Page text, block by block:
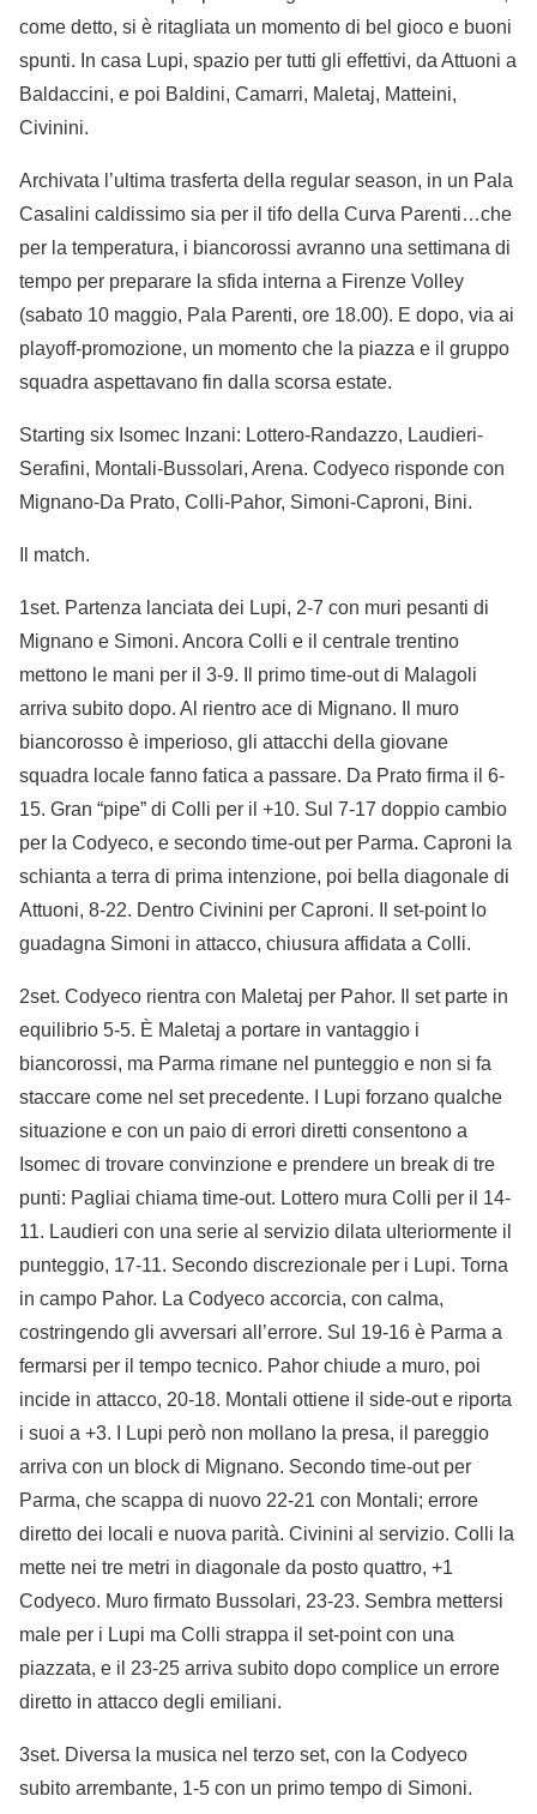
come detto, si è ritagliata un momento di bel gioco e buoni
spunti. In casa Lupi, spazio per tutti gli effettivi, da Attuoni a
Baldaccini, e poi Baldini, Camarri, Maletaj, Matteini,
Civinini.
Archivata l’ultima trasferta della regular season, in un Pala
Casalini caldissimo sia per il tifo della Curva Parenti…che
per la temperatura, i biancorossi avranno una settimana di
tempo per preparare la sfida interna a Firenze Volley
(sabato 10 maggio, Pala Parenti, ore 18.00). E dopo, via ai
playoff-promozione, un momento che la piazza e il gruppo
squadra aspettavano fin dalla scorsa estate.
Starting six Isomec Inzani: Lottero-Randazzo, Laudieri-
Serafini, Montali-Bussolari, Arena. Codyeco risponde con
Mignano-Da Prato, Colli-Pahor, Simoni-Caproni, Bini.
Il match.
1set. Partenza lanciata dei Lupi, 2-7 con muri pesanti di
Mignano e Simoni. Ancora Colli e il centrale trentino
mettono le mani per il 3-9. Il primo time-out di Malagoli
arriva subito dopo. Al rientro ace di Mignano. Il muro
biancorosso è imperioso, gli attacchi della giovane
squadra locale fanno fatica a passare. Da Prato firma il 6-
15. Gran “pipe” di Colli per il +10. Sul 7-17 doppio cambio
per la Codyeco, e secondo time-out per Parma. Caproni la
schianta a terra di prima intenzione, poi bella diagonale di
Attuoni, 8-22. Dentro Civinini per Caproni. Il set-point lo
guadagna Simoni in attacco, chiusura affidata a Colli.
2set. Codyeco rientra con Maletaj per Pahor. Il set parte in
equilibrio 5-5. È Maletaj a portare in vantaggio i
biancorossi, ma Parma rimane nel punteggio e non si fa
staccare come nel set precedente. I Lupi forzano qualche
situazione e con un paio di errori diretti consentono a
Isomec di trovare convinzione e prendere un break di tre
punti: Pagliai chiama time-out. Lottero mura Colli per il 14-
11. Laudieri con una serie al servizio dilata ulteriormente il
punteggio, 17-11. Secondo discrezionale per i Lupi. Torna
in campo Pahor. La Codyeco accorcia, con calma,
costringendo gli avversari all’errore. Sul 19-16 è Parma a
fermarsi per il tempo tecnico. Pahor chiude a muro, poi
incide in attacco, 20-18. Montali ottiene il side-out e riporta
i suoi a +3. I Lupi però non mollano la presa, il pareggio
arriva con un block di Mignano. Secondo time-out per
Parma, che scappa di nuovo 22-21 con Montali; errore
diretto dei locali e nuova parità. Civinini al servizio. Colli la
mette nei tre metri in diagonale da posto quattro, +1
Codyeco. Muro firmato Bussolari, 23-23. Sembra mettersi
male per i Lupi ma Colli strappa il set-point con una
piazzata, e il 23-25 arriva subito dopo complice un errore
diretto in attacco degli emiliani.
3set. Diversa la musica nel terzo set, con la Codyeco
subito arrembante, 1-5 con un primo tempo di Simoni.